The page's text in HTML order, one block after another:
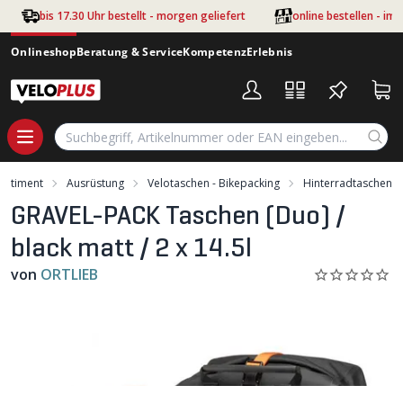
Zum Hauptinhalt springen
bis 17.30 Uhr bestellt - morgen geliefert online bestellen - im
OnlineshopBeratung & ServiceKompetenzErlebnis
Ausrüstung Velotaschen - Bikepacking Hinterradtaschen
GRAVEL-PACK Taschen (Duo) /
black matt / 2 x 14.5l
von ORTLIEB